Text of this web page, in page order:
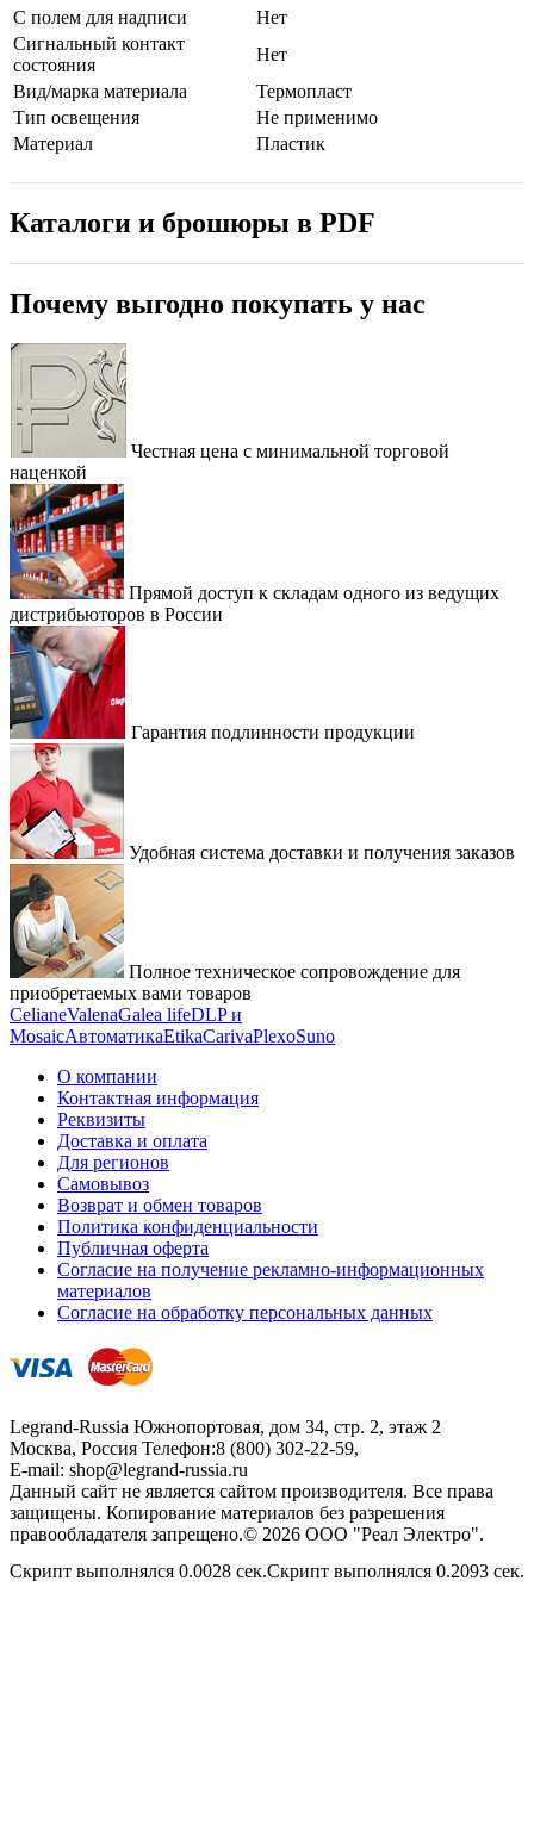
С полем для надписи
Нет
Сигнальный контакт
состояния
Нет
Вид/марка материала
Термопласт
Тип освещения
Не применимо
Материал
Пластик
Каталоги и брошюры в PDF
Почему выгодно покупать у нас
Честная цена с минимальной торговой
наценкой
Прямой доступ к складам одного из ведущих
дистрибьюторов в России
Гарантия подлинности продукции
Удобная система доставки и получения заказов
Полное техническое сопровождение для
приобретаемых вами товаров
CelianeValenaGalea lifeDLP и
MosaicАвтоматикаEtikaCarivaPlexoSuno
О компании
Контактная информация
Реквизиты
Доставка и оплата
Для регионов
Самовывоз
Возврат и обмен товаров
Политика конфиденциальности
Публичная оферта
Согласие на получение рекламно-информационных
материалов
Согласие на обработку персональных данных
Legrand-Russia Южнопортовая, дом 34, стр. 2, этаж 2
Москва, Россия Телефон:8 (800) 302-22-59,
E-mail: shop@legrand-russia.ru
Данный сайт не является сайтом производителя. Все права
защищены. Копирование материалов без разрешения
правообладателя запрещено.© 2026 ООО "Реал Электро".
Скрипт выполнялся 0.0028 сек.Скрипт выполнялся 0.2093 сек.